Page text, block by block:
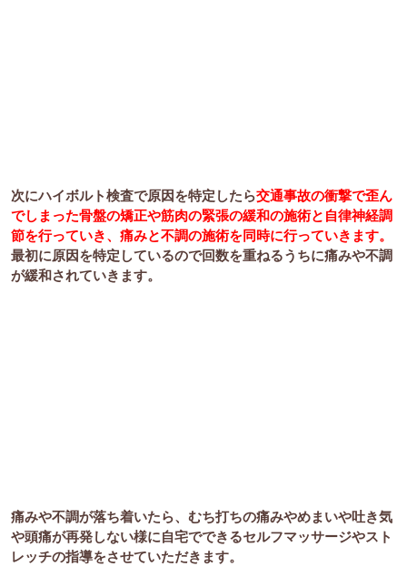
次にハイボルト検査で原因を特定したら交通事故の衝撃で歪ん
でしまった骨盤の矯正や筋肉の緊張の緩和の施術と自律神経調
節を行っていき、痛みと不調の施術を同時に行っていきます。
最初に原因を特定しているので回数を重ねるうちに痛みや不調
が緩和されていきます。
痛みや不調が落ち着いたら、むち打ちの痛みやめまいや吐き気
や頭痛が再発しない様に自宅でできるセルフマッサージやスト
レッチの指導をさせていただきます。